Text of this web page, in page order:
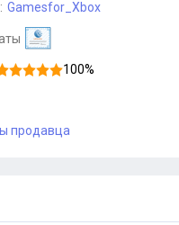
Gamesfor_Xbox
100%
продавца